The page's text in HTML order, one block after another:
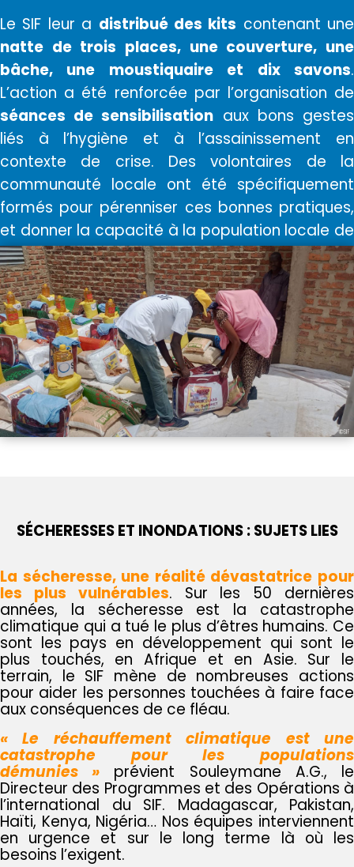
Le SIF leur a distribué des kits contenant une
natte de trois places, une couverture, une
bâche, une moustiquaire et dix savons.
L’action a été renforcée par l’organisation de
séances de sensibilisation aux bons gestes
liés à l’hygiène et à l’assainissement en
contexte de crise. Des volontaires de la
communauté locale ont été spécifiquement
formés pour pérenniser ces bonnes pratiques,
et donner la capacité à la population locale de
réagir le plus rapidement et le plus
efficacement possible en cas de nouvelle crise.
SÉCHERESSES ET INONDATIONS : SUJETS LIES
La sécheresse, une réalité dévastatrice pour
les plus vulnérables. Sur les 50 dernières
années, la sécheresse est la catastrophe
climatique qui a tué le plus d’êtres humains. Ce
sont les pays en développement qui sont le
plus touchés, en Afrique et en Asie. Sur le
terrain, le SIF mène de nombreuses actions
pour aider les personnes touchées à faire face
aux conséquences de ce fléau.
« Le réchauffement climatique est une
catastrophe pour les populations
démunies » prévient Souleymane A.G., le
Directeur des Programmes et des Opérations à
l’international du SIF. Madagascar, Pakistan,
Haïti, Kenya, Nigéria… Nos équipes interviennent
en urgence et sur le long terme là où les
besoins l’exigent.